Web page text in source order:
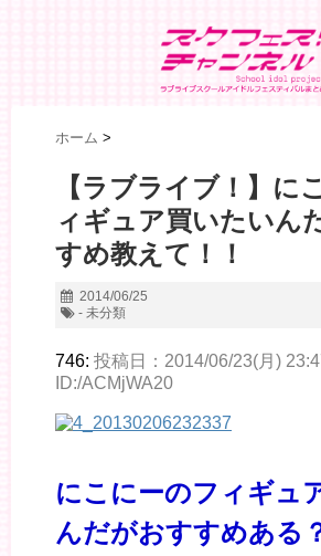
ホーム >
【ラブライブ！】に
ィギュア買いたいん
すめ教えて！！
2014/06/25
- 未分類
746: 投稿日：2014/06/23(月)
ID:/ACMjWA20
にこにーのフィギュ
んだがおすすめある